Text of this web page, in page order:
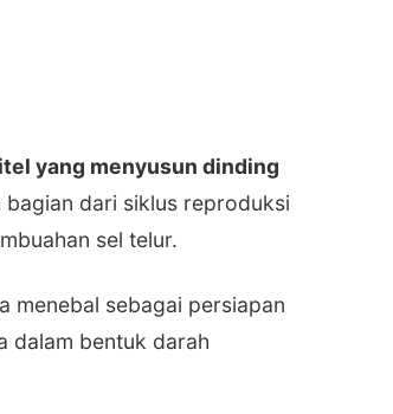
yang menyusun dinding
bagian dari siklus reproduksi
sel telur.
menebal sebagai persiapan
dalam bentuk darah